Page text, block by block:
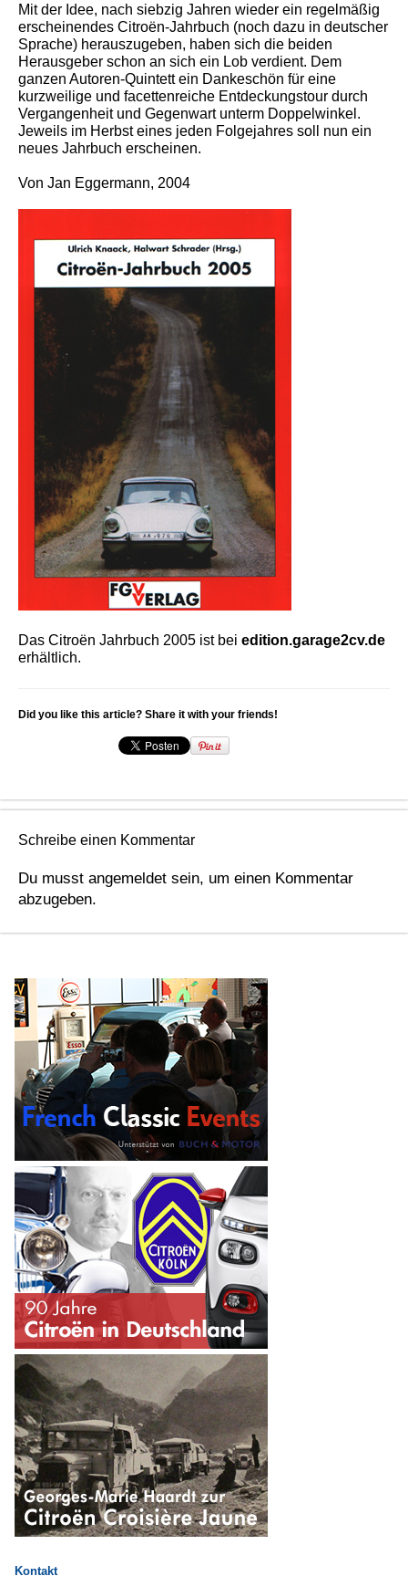
Mit der Idee, nach siebzig Jahren wieder ein regelmäßig
erscheinendes Citroën-Jahrbuch (noch dazu in deutscher
Sprache) herauszugeben, haben sich die beiden
Herausgeber schon an sich ein Lob verdient. Dem
ganzen Autoren-Quintett ein Dankeschön für eine
kurzweilige und facettenreiche Entdeckungstour durch
Vergangenheit und Gegenwart unterm Doppelwinkel.
Jeweils im Herbst eines jeden Folgejahres soll nun ein
neues Jahrbuch erscheinen.
Von Jan Eggermann, 2004
Das Citroën Jahrbuch 2005 ist bei edition.garage2cv.de
erhältlich.
Did you like this article? Share it with your friends!
Schreibe einen Kommentar
Du musst angemeldet sein, um einen Kommentar
abzugeben.
Kontakt